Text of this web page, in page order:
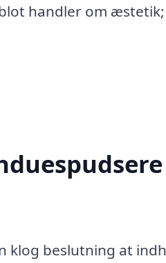
handler om
klog beslutning at